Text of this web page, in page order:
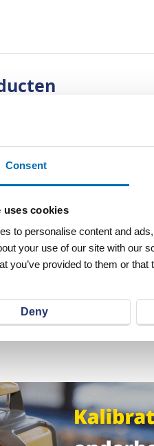
Consent
uses cookies
to personalise content and
your use of our site with our
you’ve provided to them or
Deny
Diamantblad Beton Oranje
Asgat Q-Drive Ø 420 mm
€ 320,00